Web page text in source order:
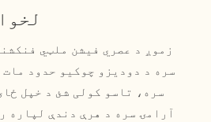
سره د دودیزو چوکیو حدود
سره، تاسو کولی شئ د خپل
آرامۍ سره د هرې دندې لپاره